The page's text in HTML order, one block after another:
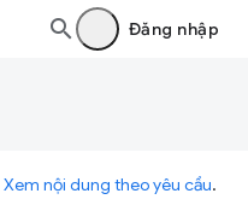
Đăng nhập
Xem nội dung theo yêu cầu.